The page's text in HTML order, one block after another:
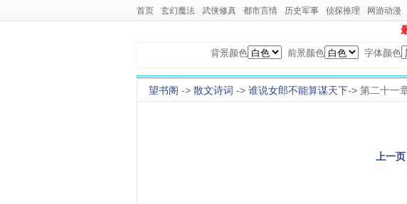
首页 玄幻魔法 武侠修真 都市言情 历史军事 侦探推理 网游动漫
背景颜色 前景颜色 字体颜色
望书阁 -> 散文诗词 -> 谁说女郎不能算谋天下-> 第二十一
上一页